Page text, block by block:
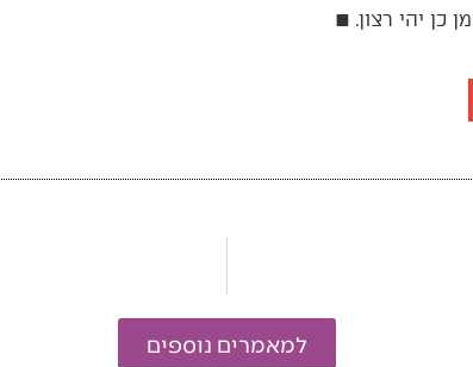
כן יהי רצון. ■
למאמרים נוספים